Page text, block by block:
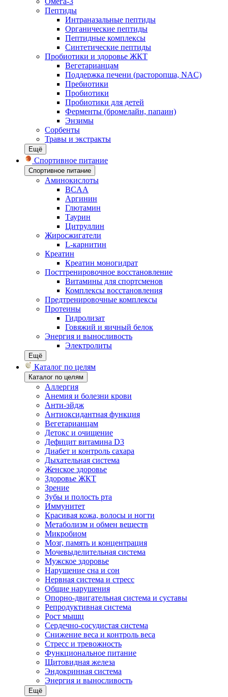
Пептиды
Интраназальные пептиды
Органические пептиды
Пептидные комплексы
Синтетические пептиды
Пробиотики и здоровье ЖКТ
Вегетарианцам
Поддержка печени (расторопша, NAC)
Пребиотики
Пробиотики
Пробиотики для детей
Ферменты (бромелайн, папаин)
Энзимы
Сорбенты
Травы и экстракты
Ещё
Спортивное питание
Спортивное питание
Аминокислоты
BCAA
Аргинин
Глютамин
Таурин
Цитруллин
Жиросжигатели
L-карнитин
Креатин
Креатин моногидрат
Посттренировочное восстановление
Витамины для спортсменов
Комплексы восстановления
Предтренировочные комплексы
Протеины
Гидролизат
Говяжий и яичный белок
Энергия и выносливость
Электролиты
Ещё
Каталог по целям
Каталог по целям
Аллергия
Анемия и болезни крови
Анти-эйдж
Антиоксидантная функция
Вегетарианцам
Детокс и очищение
Дефицит витамина D3
Диабет и контроль сахара
Дыхательная система
Женское здоровье
Здоровье ЖКТ
Зрение
Зубы и полость рта
Иммунитет
Красивая кожа, волосы и ногти
Метаболизм и обмен веществ
Микробиом
Мозг, память и концентрация
Мочевыделительная система
Мужское здоровье
Нарушение сна и сон
Нервная система и стресс
Общие нарушения
Опорно-двигательная система и суставы
Репродуктивная система
Рост мышц
Сердечно-сосудистая система
Снижение веса и контроль веса
Стресс и тревожность
Функциональное питание
Щитовидная железа
Эндокринная система
Энергия и выносливость
Ещё